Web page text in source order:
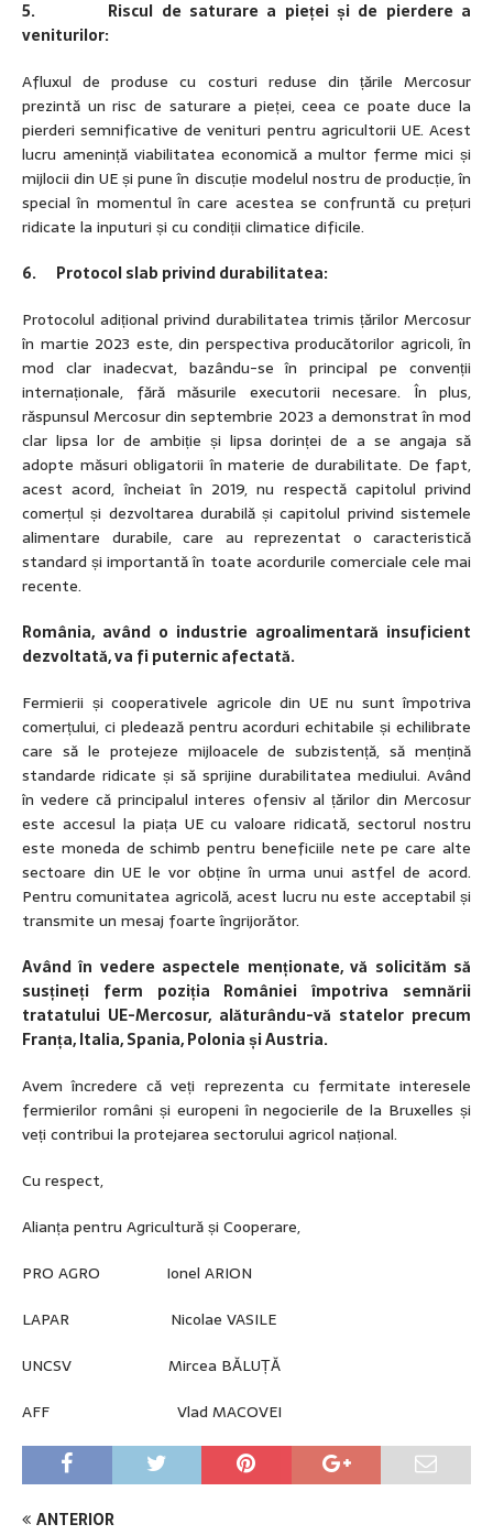
5. Riscul de saturare a pieței și de pierdere a
veniturilor:
Afluxul de produse cu costuri reduse din țările Mercosur
prezintă un risc de saturare a pieței, ceea ce poate duce la
pierderi semnificative de venituri pentru agricultorii UE. Acest
lucru amenință viabilitatea economică a multor ferme mici și
mijlocii din UE și pune în discuție modelul nostru de producție, în
special în momentul în care acestea se confruntă cu prețuri
ridicate la inputuri și cu condiții climatice dificile.
6. Protocol slab privind durabilitatea:
Protocolul adițional privind durabilitatea trimis țărilor Mercosur
în martie 2023 este, din perspectiva producătorilor agricoli, în
mod clar inadecvat, bazându-se în principal pe convenții
internaționale, fără măsurile executorii necesare. În plus,
răspunsul Mercosur din septembrie 2023 a demonstrat în mod
clar lipsa lor de ambiție și lipsa dorinței de a se angaja să
adopte măsuri obligatorii în materie de durabilitate. De fapt,
acest acord, încheiat în 2019, nu respectă capitolul privind
comerțul și dezvoltarea durabilă și capitolul privind sistemele
alimentare durabile, care au reprezentat o caracteristică
standard și importantă în toate acordurile comerciale cele mai
recente.
România, având o industrie agroalimentară insuficient
dezvoltată, va fi puternic afectată.
Fermierii și cooperativele agricole din UE nu sunt împotriva
comerțului, ci pledează pentru acorduri echitabile și echilibrate
care să le protejeze mijloacele de subzistență, să mențină
standarde ridicate și să sprijine durabilitatea mediului. Având
în vedere că principalul interes ofensiv al țărilor din Mercosur
este accesul la piața UE cu valoare ridicată, sectorul nostru
este moneda de schimb pentru beneficiile nete pe care alte
sectoare din UE le vor obține în urma unui astfel de acord.
Pentru comunitatea agricolă, acest lucru nu este acceptabil și
transmite un mesaj foarte îngrijorător.
Având în vedere aspectele menționate, vă solicităm să
susțineți ferm poziția României împotriva semnării
tratatului UE-Mercosur, alăturându-vă statelor precum
Franța, Italia, Spania, Polonia și Austria.
Avem încredere că veți reprezenta cu fermitate interesele
fermierilor români și europeni în negocierile de la Bruxelles și
veți contribui la protejarea sectorului agricol național.
Cu respect,
Alianța pentru Agricultură și Cooperare,
PRO AGRO Ionel ARION
LAPAR Nicolae VASILE
UNCSV Mircea BĂLUȚĂ
AFF Vlad MACOVEI
ANTERIOR